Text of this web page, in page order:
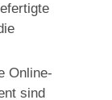
Online-
sind